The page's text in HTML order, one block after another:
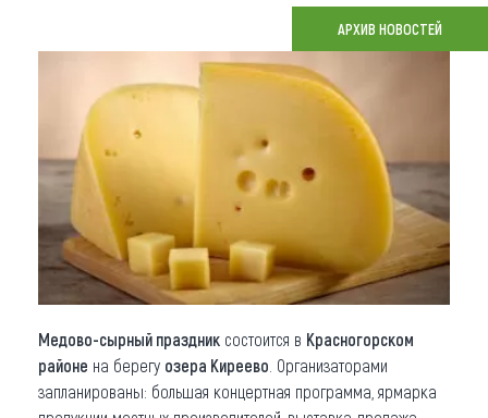
О регионе
Коллекция впечатлений
Другие рубрики
АРХИВ НОВОСТЕЙ
Медово-сырный праздник состоится в Красногорском
районе на берегу озера Киреево . Организаторами
запланированы: большая концертная программа, ярмарка